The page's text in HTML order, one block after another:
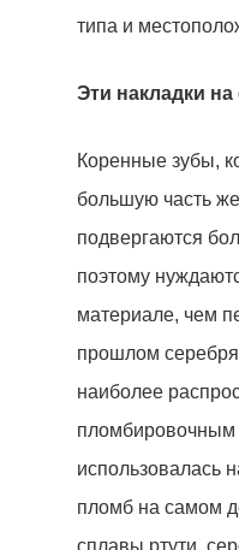
типа и
Эти накладки
Коренные зубы,
большую часть
подвергаются
поэтому
материале, чем
прошлом
наиболее
пломбировочным
использовалась
пломб на самом
сплавы ртути,